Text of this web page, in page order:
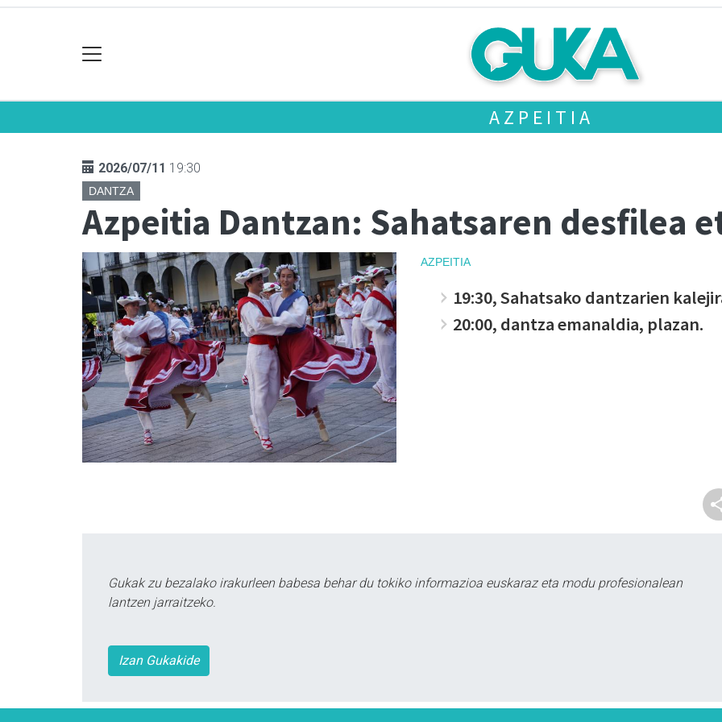
AZPEITIA
2026/07/11 19:30
DANTZA
Azpeitia Dantzan: Sahatsaren desfilea
AZPEITIA
19:30, Sahatsako dantzarien
20:00, dantza emanaldia, plazan.
Gukak zu bezalako irakurleen babesa behar du tokiko informazioa euskaraz eta modu profesionalean
lantzen jarraitzeko.
Izan Gukakide